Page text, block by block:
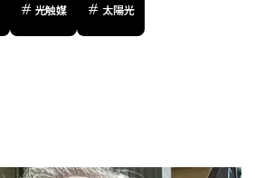
光触媒 太陽光